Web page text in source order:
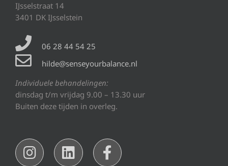
IJsselstraat 14
3401 DK IJsselstein
06 28 44 54 25
hilde@senseyourbalance.nl
Individuele behandelingen:
dinsdag t/m vrijdag 9.00 – 13.30 uur
Buiten deze tijden in overleg.